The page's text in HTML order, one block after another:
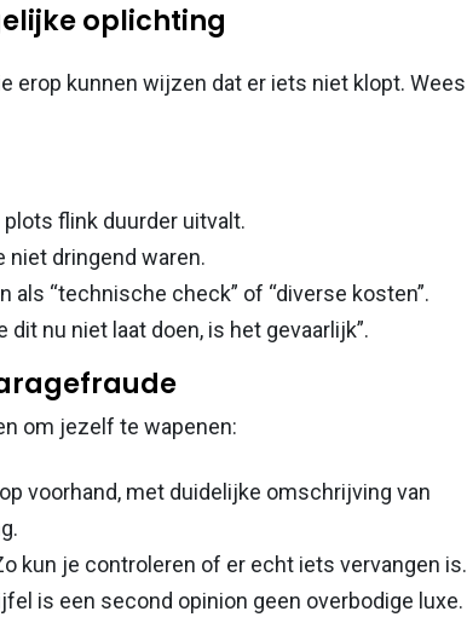
oplichting
erop kunnen wijzen dat er iets niet klopt. Wees
flink duurder uitvalt.
niet dringend waren.
“technische check” of “diverse kosten”.
nu niet laat doen, is het gevaarlijk”.
om jezelf te wapenen:
voorhand, met duidelijke omschrijving van
kun je controleren of er echt iets vervangen is.
is een second opinion geen overbodige luxe.